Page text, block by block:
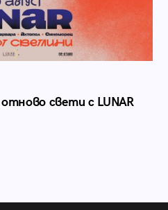
свети с LUNAR